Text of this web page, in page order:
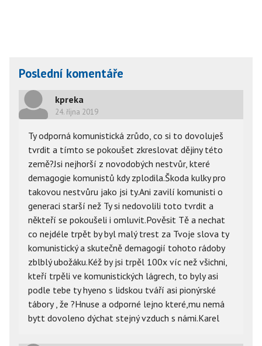
Poslední komentáře
kpreka
24. října 2019
Ty odporná komunistická zrůdo, co si to dovoluješ
tvrdit a tímto se pokoušet zkreslovat dějiny této
země?Jsi nejhorší z novodobých nestvůr, které
demagogie komunistů kdy zplodila.Škoda kulky pro
takovou nestvůru jako jsi ty.Ani zavilí komunisti o
generaci starší než Ty si nedovolili toto tvrdit a
někteří se pokoušeli i omluvit.Pověsit Tě a nechat
co nejdéle trpět by byl malý trest za Tvoje slova ty
komunistický a skutečně demagogií tohoto rádoby
zblblý ubožáku.Kéž by jsi trpěl 100x víc než všichni,
kteří trpěli ve komunistických lágrech, to byly asi
podle tebe ty hyeno s lidskou tváří asi pionýrské
tábory , že ?Hnuse a odporné lejno které,mu nemá
bytt dovoleno dýchat stejný vzduch s námi.Karel